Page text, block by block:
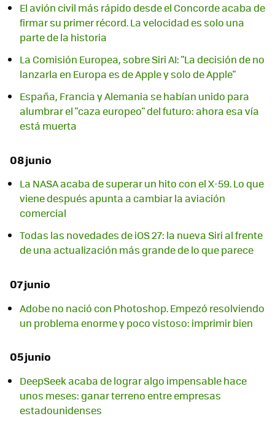
El avión civil más rápido desde el Concorde acaba de
firmar su primer récord. La velocidad es solo una
parte de la historia
La Comisión Europea, sobre Siri AI: "La decisión de no
lanzarla en Europa es de Apple y solo de Apple"
España, Francia y Alemania se habían unido para
alumbrar el "caza europeo" del futuro: ahora esa vía
está muerta
08 junio
La NASA acaba de superar un hito con el X-59. Lo que
viene después apunta a cambiar la aviación
comercial
Todas las novedades de iOS 27: la nueva Siri al frente
de una actualización más grande de lo que parece
07 junio
Adobe no nació con Photoshop. Empezó resolviendo
un problema enorme y poco vistoso: imprimir bien
05 junio
DeepSeek acaba de lograr algo impensable hace
unos meses: ganar terreno entre empresas
estadounidenses